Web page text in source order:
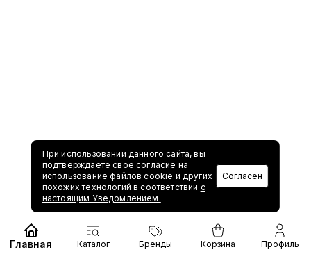
При использовании данного сайта, вы
подтверждаете свое согласие на
использование файлов cookie и других
похожих технологий в соответствии с
настоящим Уведомлением.
Согласен
Главная Каталог Бренды Корзина Профиль